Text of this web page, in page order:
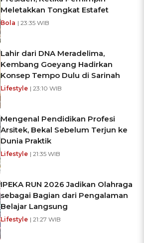
Meletakkan Tongkat Estafet
Bola | 23:35 WIB
Lahir dari DNA Meradelima,
Kembang Goeyang Hadirkan
Konsep Tempo Dulu di Sarinah
Lifestyle | 23:10 WIB
Mengenal Pendidikan Profesi
Arsitek, Bekal Sebelum Terjun ke
Dunia Praktik
Lifestyle | 21:35 WIB
IPEKA RUN 2026 Jadikan Olahraga
sebagai Bagian dari Pengalaman
Belajar Langsung
Lifestyle | 21:27 WIB